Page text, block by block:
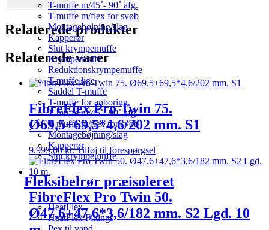
T-muffe m/45˚- 90˚ afg.
T-muffe m/flex for svøb
Montagebøjning/slag
Kapperør
Slut krympemuffe
Krympemuffe
Reduktionskrympemuffe
T-muffe lige
Saddel T-muffe
T-muffe for anboring
T-muffe m/45˚- 90˚ afg.
T-muffe m/flex for svøb
Montagebøjning/slag
Kapperør
Slut krympemuffe
Fleksibelrør præisoleret
HeatFlex
HeatFlex Fittings
Relaterede produkter
Relaterede varer
FibreFlex Pro Twin 75.
Ø69,5+69,5*4,6/202 mm. S1
9.999,00kr. Tilføj til forespørgsel
FibreFlex Pro Twin 50.
Ø47,6+47,6*3,6/182 mm. S2 Lgd. 10